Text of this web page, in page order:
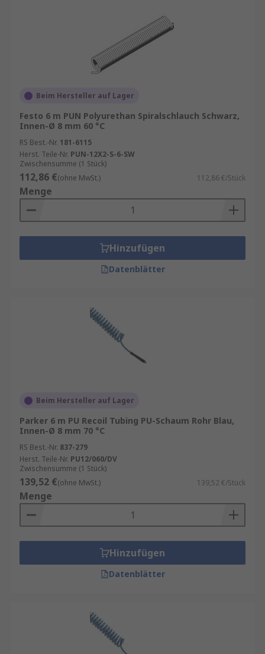
Beim Hersteller auf Lager
Festo 6 m PUN Polyurethan Spiralschlauch Schwarz,
Innen-Ø 8 mm 60 °C
RS Best.-Nr. 181-6115
Herst. Teile-Nr. PUN-12X2-S-6-SW
Zwischensumme (1 Stück)
112,86 €(ohne MwSt.) 112,86 €/Stück
Menge
Hinzufügen
Datenblätter
Beim Hersteller auf Lager
Parker 6 m PU Recoil Tubing PU-Schaum Rohr Blau,
Innen-Ø 8 mm 70 °C
RS Best.-Nr. 837-279
Herst. Teile-Nr. PU12/060/DV
Zwischensumme (1 Stück)
139,52 €(ohne MwSt.) 139,52 €/Stück
Menge
Hinzufügen
Datenblätter